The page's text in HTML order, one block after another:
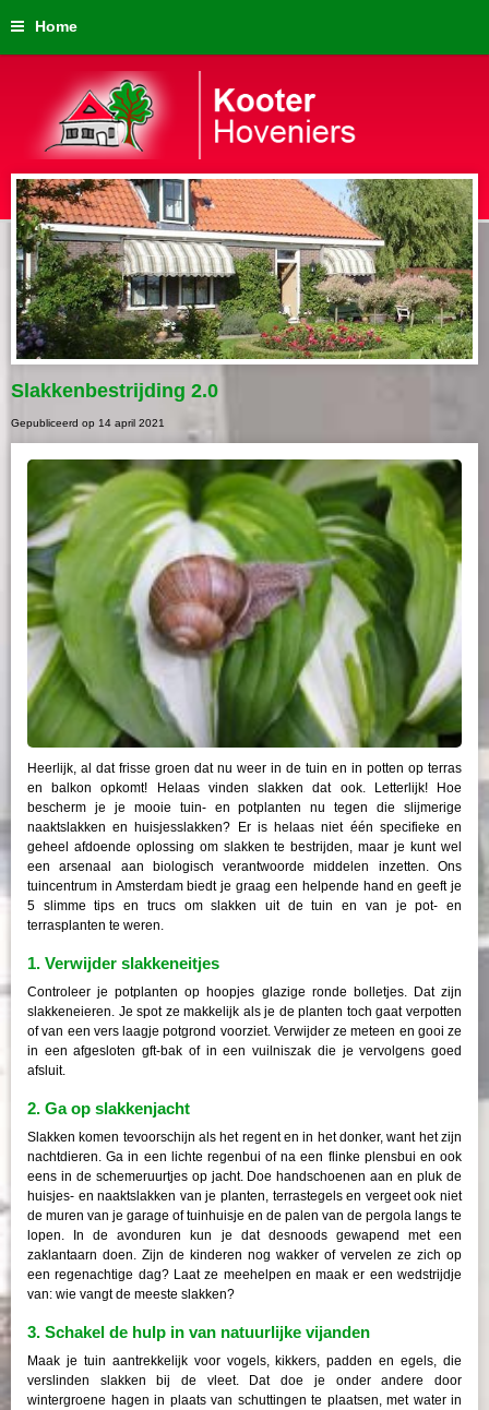
Home
Slakkenbestrijding 2.0
Gepubliceerd op 14 april 2021
Heerlijk, al dat frisse groen dat nu weer in de tuin en in potten op terras
en balkon opkomt! Helaas vinden slakken dat ook. Letterlijk! Hoe
bescherm je je mooie tuin- en potplanten nu tegen die slijmerige
naaktslakken en huisjesslakken? Er is helaas niet één specifieke en
geheel afdoende oplossing om slakken te bestrijden, maar je kunt wel
een arsenaal aan biologisch verantwoorde middelen inzetten. Ons
tuincentrum in Amsterdam biedt je graag een helpende hand en geeft je
5 slimme tips en trucs om slakken uit de tuin en van je pot- en
terrasplanten te weren.
1. Verwijder slakkeneitjes
Controleer je potplanten op hoopjes glazige ronde bolletjes. Dat zijn
slakkeneieren. Je spot ze makkelijk als je de planten toch gaat verpotten
of van een vers laagje potgrond voorziet. Verwijder ze meteen en gooi ze
in een afgesloten gft-bak of in een vuilniszak die je vervolgens goed
afsluit.
2. Ga op slakkenjacht
Slakken komen tevoorschijn als het regent en in het donker, want het zijn
nachtdieren. Ga in een lichte regenbui of na een flinke plensbui en ook
eens in de schemeruurtjes op jacht. Doe handschoenen aan en pluk de
huisjes- en naaktslakken van je planten, terrastegels en vergeet ook niet
de muren van je garage of tuinhuisje en de palen van de pergola langs te
lopen. In de avonduren kun je dat desnoods gewapend met een
zaklantaarn doen. Zijn de kinderen nog wakker of vervelen ze zich op
een regenachtige dag? Laat ze meehelpen en maak er een wedstrijdje
van: wie vangt de meeste slakken?
3. Schakel de hulp in van natuurlijke vijanden
Maak je tuin aantrekkelijk voor vogels, kikkers, padden en egels, die
verslinden slakken bij de vleet. Dat doe je onder andere door
wintergroene hagen in plaats van schuttingen te plaatsen, met water in